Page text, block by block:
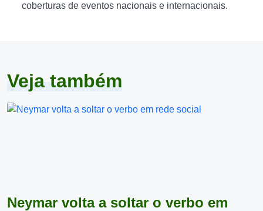
coberturas de eventos nacionais e internacionais.
Veja também
Neymar volta a soltar o verbo em